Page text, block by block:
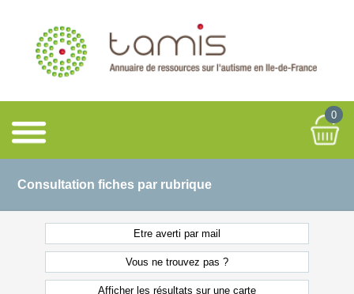
0
Consultation fiches par rubrique
Etre averti par mail
Vous ne trouvez pas ?
Afficher les résultats sur une carte